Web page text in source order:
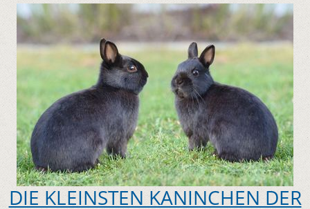
DIE KLEINSTEN KANINCHEN DER